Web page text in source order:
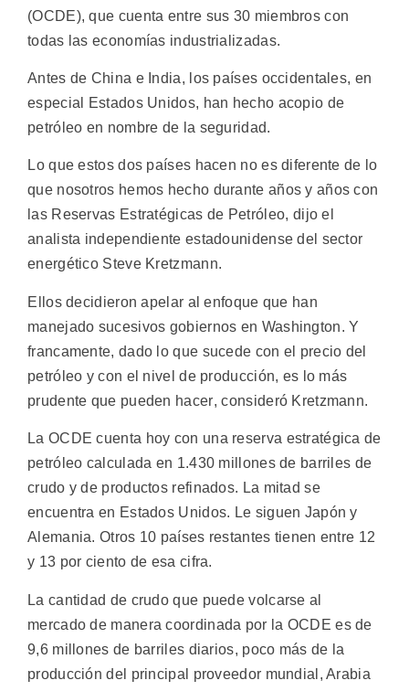
(OCDE), que cuenta entre sus 30 miembros con
todas las economías industrializadas.
Antes de China e India, los países occidentales, en
especial Estados Unidos, han hecho acopio de
petróleo en nombre de la seguridad.
Lo que estos dos países hacen no es diferente de lo
que nosotros hemos hecho durante años y años con
las Reservas Estratégicas de Petróleo, dijo el
analista independiente estadounidense del sector
energético Steve Kretzmann.
Ellos decidieron apelar al enfoque que han
manejado sucesivos gobiernos en Washington. Y
francamente, dado lo que sucede con el precio del
petróleo y con el nivel de producción, es lo más
prudente que pueden hacer, consideró Kretzmann.
La OCDE cuenta hoy con una reserva estratégica de
petróleo calculada en 1.430 millones de barriles de
crudo y de productos refinados. La mitad se
encuentra en Estados Unidos. Le siguen Japón y
Alemania. Otros 10 países restantes tienen entre 12
y 13 por ciento de esa cifra.
La cantidad de crudo que puede volcarse al
mercado de manera coordinada por la OCDE es de
9,6 millones de barriles diarios, poco más de la
producción del principal proveedor mundial, Arabia